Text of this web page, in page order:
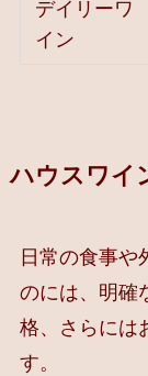
デイリーワ
イン
ハウスワイ
日常の食事や
のには、明確
格、さらには
す。